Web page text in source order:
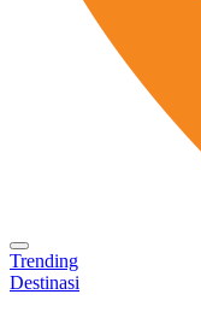
Trending
Destinasi